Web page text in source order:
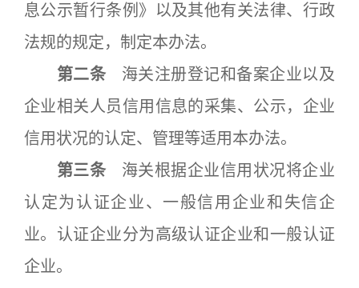
息公示暂行条例》以及其他有关法律、行政
法规的规定，制定本办法。
第二条 海关注册登记和备案企业以及
企业相关人员信用信息的采集、公示，企业
信用状况的认定、管理等适用本办法。
第三条 海关根据企业信用状况将企业
认定为认证企业、一般信用企业和失信企
业。认证企业分为高级认证企业和一般认证
企业。